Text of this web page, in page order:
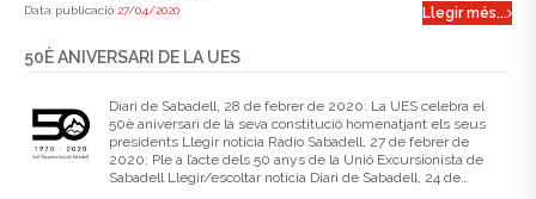
Data publicació 27/04/2020 Llegir més...
50È ANIVERSARI DE LA UES
Diari de Sabadell, 28 de febrer de 2020: La UES celebra el
50è aniversari de la seva constitució homenatjant els seus
presidents Llegir notícia Ràdio Sabadell, 27 de febrer de
2020: Ple a l’acte dels 50 anys de la Unió Excursionista de
Sabadell Llegir/escoltar notícia Diari de Sabadell, 24 de…